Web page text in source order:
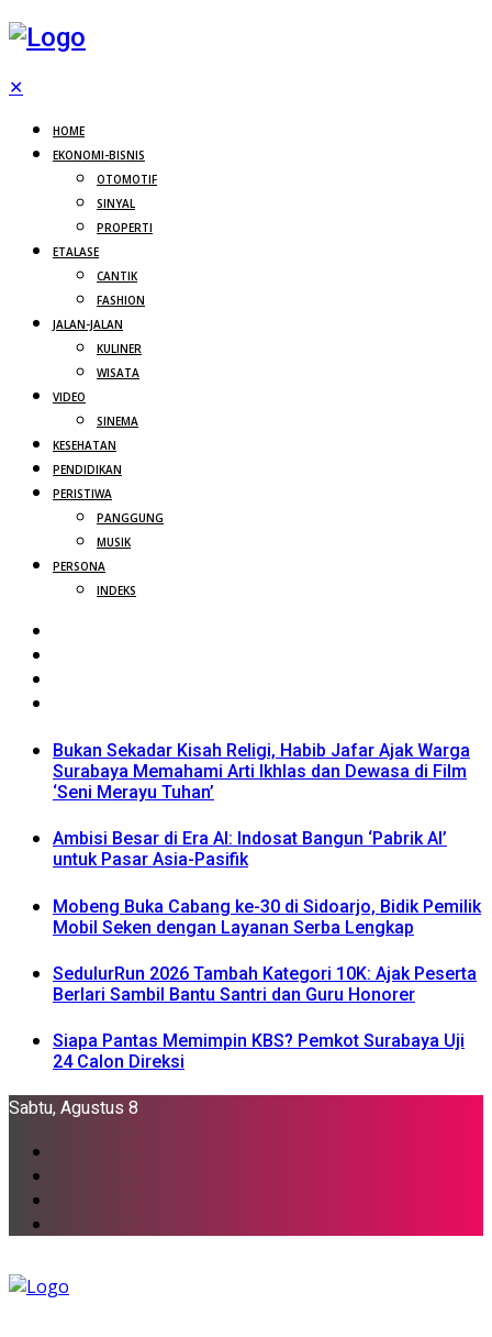
✕
HOME
EKONOMI-BISNIS
OTOMOTIF
SINYAL
PROPERTI
ETALASE
CANTIK
FASHION
JALAN-JALAN
KULINER
WISATA
VIDEO
SINEMA
KESEHATAN
PENDIDIKAN
PERISTIWA
PANGGUNG
MUSIK
PERSONA
INDEKS
Bukan Sekadar Kisah Religi, Habib Jafar Ajak Warga
Surabaya Memahami Arti Ikhlas dan Dewasa di Film
‘Seni Merayu Tuhan’
Ambisi Besar di Era AI: Indosat Bangun ‘Pabrik AI’
untuk Pasar Asia-Pasifik
Mobeng Buka Cabang ke-30 di Sidoarjo, Bidik Pemilik
Mobil Seken dengan Layanan Serba Lengkap
SedulurRun 2026 Tambah Kategori 10K: Ajak Peserta
Berlari Sambil Bantu Santri dan Guru Honorer
Siapa Pantas Memimpin KBS? Pemkot Surabaya Uji
24 Calon Direksi
Sabtu, Agustus 8